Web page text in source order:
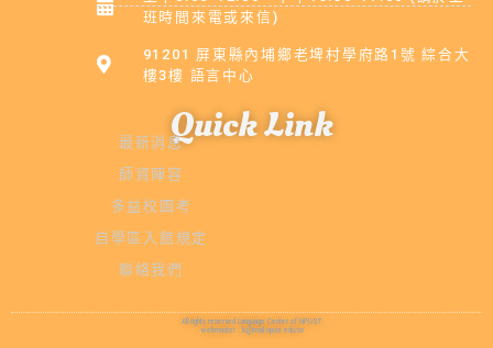
班時間來電或來信)
91201 屏東縣內埔鄉老埤村學府路1號 綜合大
樓3樓 語言中心
Quick Link
最新消息
師資陣容
多益校園考
自學區入館規定
聯絡我們
All rights reserved Language Center of NPUST .
webmaster : lc@mail.npust.edu.tw